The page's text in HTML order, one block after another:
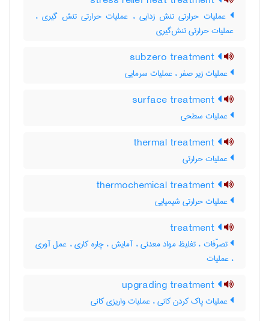
عملیات حرارتی تنش زدایی ، عملیات حرارتی تنش گیری ،
عملیات حرارتی تنش‌گیری
عملیات زیر صفر ، عملیات سرمایی
عملیات سطحی
عملیات حرارتی
عملیات حرارتی شیمیایی
تصرّفات ، تغلیظ مواد معدنی ، آمایش ، چاره کاری ، عمل آوری
، عملیات
عملیات پاک کردن کانی ، عملیات واریزی کانی